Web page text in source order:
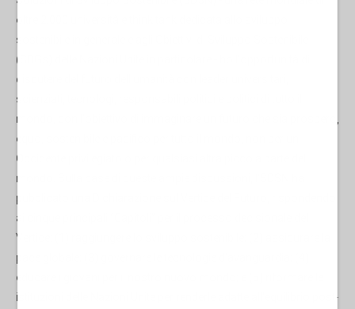
oltre 2.000 università e think tank dedicata allo sviluppo
sostenibile in generale e agli Obiettivi di Sviluppo Sostenibile
(SDGs) delle Nazioni Unite in particolare - ho l'opportunità di
discutere del futuro dell'umanità con leader universitari,
scienziati, tecnologi, responsabili politici e politici di tutto il
mondo, con l'obiettivo di immaginare un futuro che sia prospero,
equo, sostenibile e pacifico per tutto il mondo, non per un
Occidente privilegiato o per qualsiasi altra piccola parte del
mondo. Sulla base di queste ampie discussioni, l'SDSN ha
pubblicato una Dichiarazione sul Vertice del Futuro, rispondendo
ai cinque principali “Capitoli” per il processo decisionale del
Vertice: (1) raggiungere lo sviluppo sostenibile; (2) assicurare la
pace globale; (3) governare le tecnologie d'avanguardia; (4)
educare i giovani per il nostro nuovo mondo; e (5) riformare le
istituzioni delle Nazioni Unite per renderle adatte all'equilibrio post-